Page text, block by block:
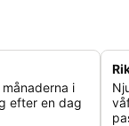
i
efter en dag